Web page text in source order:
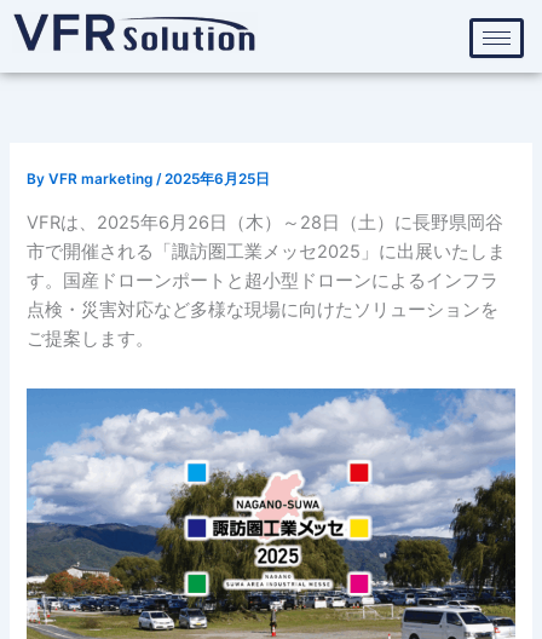
内
を
ByVFR marketing/2025年6月25日
VFRは、2025年6月26日（木）～28日（土）に長野県岡谷
市で開催される「諏訪圏工業メッセ2025」に出展いたしま
す。国産ドローンポートと超小型ドローンによるインフラ
点検・災害対応など多様な現場に向けたソリューションを
ご提案します。